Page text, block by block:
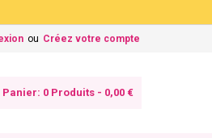
ou Créez votre compte
Panier: 0 Produits - 0,00 €